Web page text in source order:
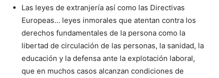
Las leyes de extranjería así como las Directivas
Europeas… leyes inmorales que atentan contra los
derechos fundamentales de la persona como la
libertad de circulación de las personas, la sanidad, la
educación y la defensa ante la explotación laboral,
que en muchos casos alcanzan condiciones de